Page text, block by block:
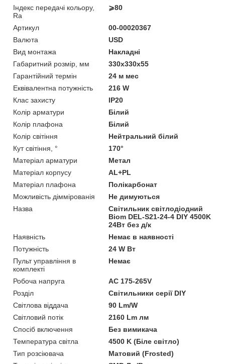
Індекс передачі кольору,
Ra
⩾80
Артикул
00-00020367
Валюта
USD
Вид монтажа
Накладні
Габаритний розмір, мм
330х330х55
Гарантійний термін
24 м мес
Еквівалентна потужність
216 W
Клас захисту
IP20
Колір арматури
Білий
Колір плафона
Білий
Колір світіння
Нейтральний білий
Кут світіння, °
170°
Матеріал арматури
Метал
Матеріал корпусу
AL+PL
Матеріал плафона
Полікарбонат
Можливість діммірованія
Не димуються
Назва
Світильник світлодіодний
Biom DEL-S21-24-4 DIY 4500K
24Вт без д/к
Наявність
Немає в наявності
Потужність
24 W Вт
Пульт управління в
комплекті
Немає
Робоча напруга
AC 175-265V
Розділ
Світильники серії DIY
Світлова віддача
90 Lm/W
Світловий потік
2160 Lm лм
Спосіб включення
Без вимикача
Температура світла
4500 K (Біле світло)
Тип розсіювача
Матовий (Frosted)